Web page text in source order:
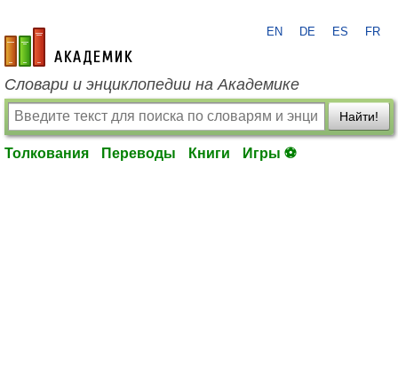
academic.ru
EN DE ES FR
Словари и энциклопедии на Академике
Найти!
Толкования Переводы Книги Игры ⚽